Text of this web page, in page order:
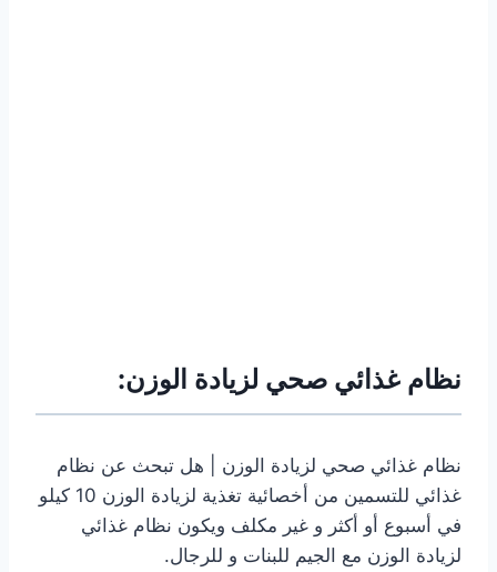
نظام غذائي صحي لزيادة الوزن:
نظام غذائي صحي لزيادة الوزن | هل تبحث عن نظام
غذائي للتسمين من أخصائية تغذية لزيادة الوزن 10 كيلو
في أسبوع أو أكثر و غير مكلف ويكون نظام غذائي
لزيادة الوزن مع الجيم للبنات و للرجال.